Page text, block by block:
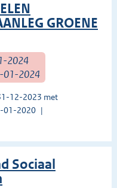
GROENE
2024
01-2024
12-2023 met
01-2020
Sociaal